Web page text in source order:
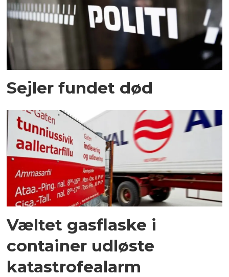
Sejler fundet død
Væltet gasflaske i
container udløste
katastrofealarm